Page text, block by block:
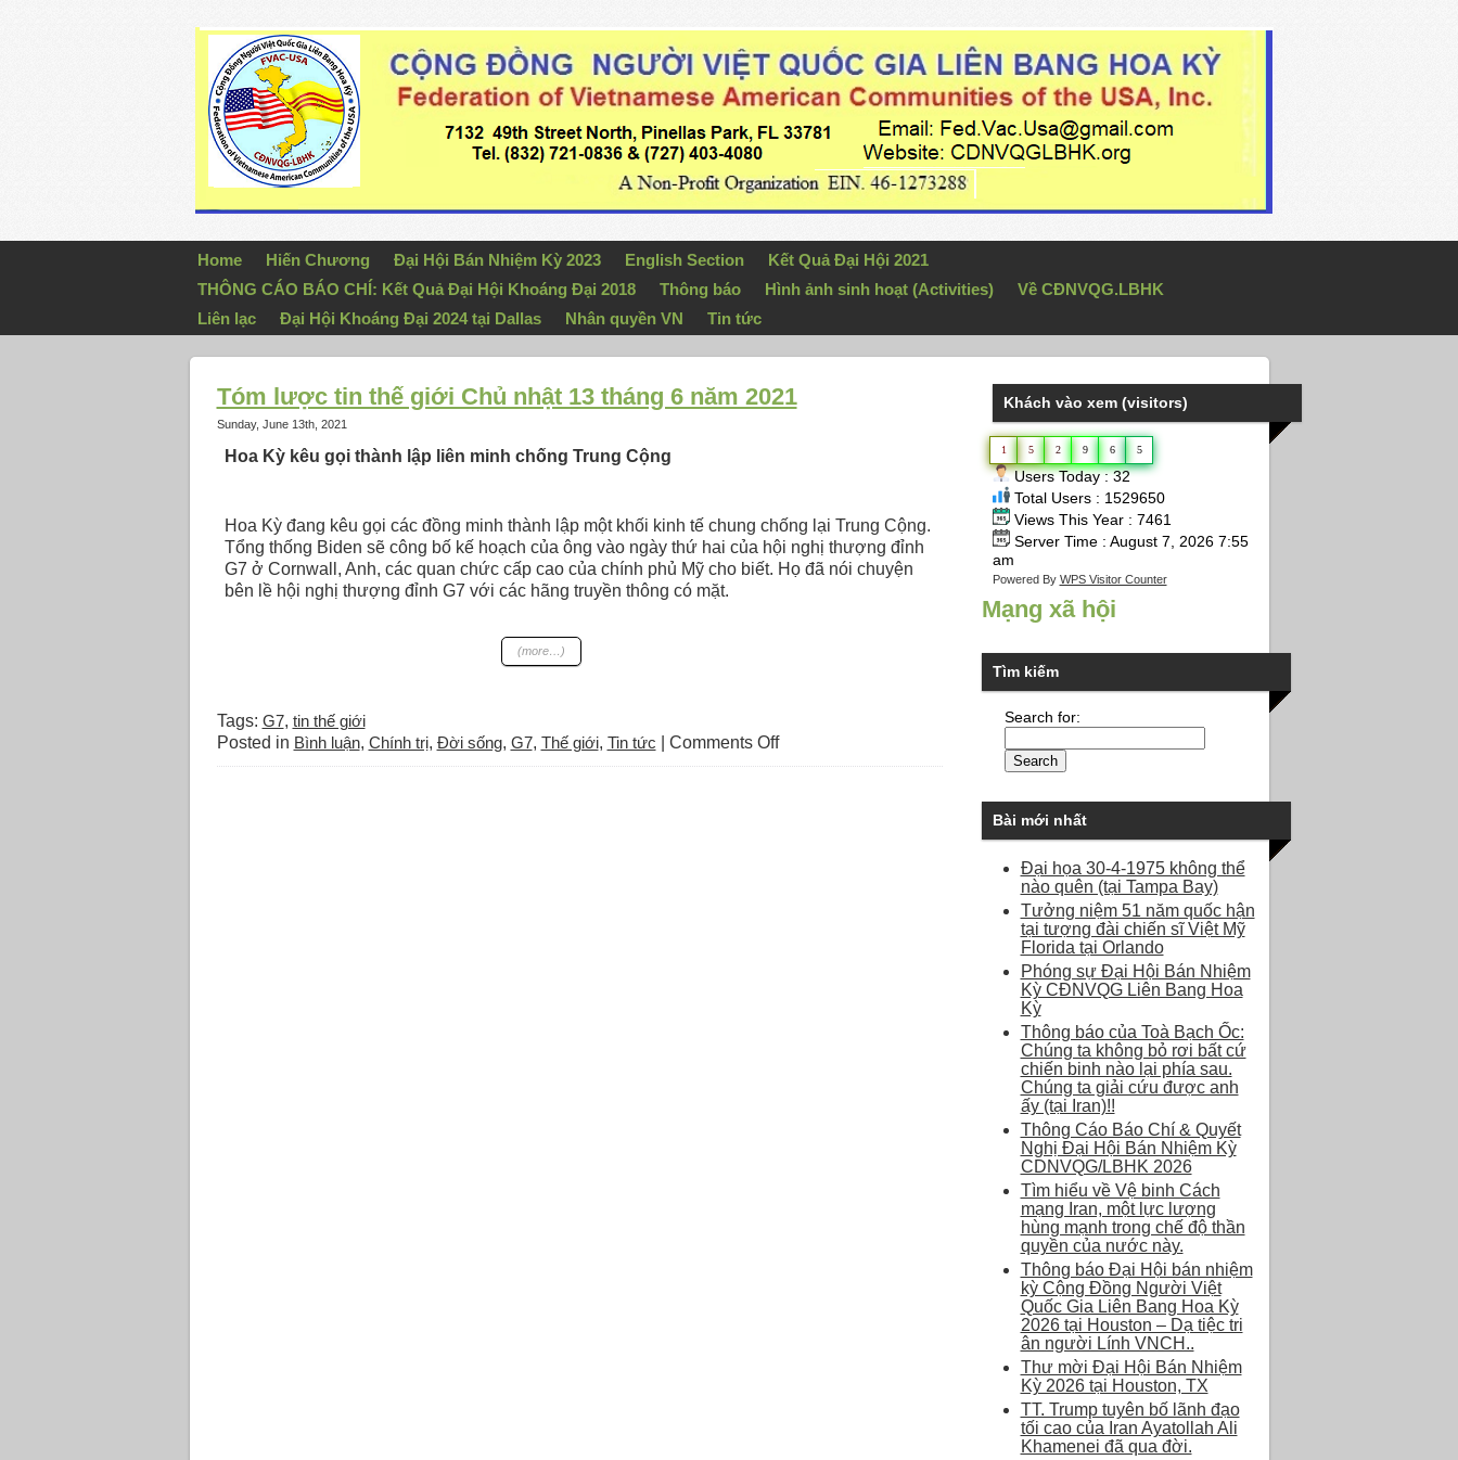
Home Hiến Chương Đại Hội Bán Nhiệm Kỳ 2023 English Section
Kết Quả Đại Hội 2021
THÔNG CÁO BÁO CHÍ: Kết Quả Đại Hội Khoáng Đại 2018
Thông báo Hình ảnh sinh hoạt (Activities)
Về CĐNVQG.LBHK
Liên lạc
Đại Hội Khoáng Đại 2024 tại Dallas Nhân quyền VN Tin tức
Tóm lược tin thế giới Chủ nhật 13 tháng 6 năm 2021
Sunday, June 13th, 2021
Hoa Kỳ kêu gọi thành lập liên minh chống Trung Cộng
Hoa Kỳ đang kêu gọi các đồng minh thành lập một khối kinh tế chung chống lại Trung Cộng.
Tổng thống Biden sẽ công bố kế hoạch của ông vào ngày thứ hai của hội nghị thượng đỉnh
G7 ở Cornwall, Anh, các quan chức cấp cao của chính phủ Mỹ cho biết. Họ đã nói chuyện
bên lề hội nghị thượng đỉnh G7 với các hãng truyền thông có mặt.
(more…)
Tags: G7, tin thế giới
Posted in Bình luận, Chính trị, Đời sống, G7, Thế giới, Tin tức Comments Offon
Tóm
Khách vào xem (visitors)
1 5 2 9 6 5
Users Today : 32
Total Users : 1529650
Views This Year : 7461
Server Time : August 7, 2026 7:55
am
Powered By WPS Visitor Counter
Mạng xã hội
Tìm kiếm
Search for:
Bài mới nhất
Đại họa 30-4-1975 không thể
nào quên (tại Tampa Bay)
Tưởng niệm 51 năm quốc hận
tại tượng đài chiến sĩ Việt Mỹ
Florida tại Orlando
Phóng sự Đại Hội Bán Nhiệm
Kỳ CĐNVQG Liên Bang Hoa
Kỳ
Thông báo của Toà Bạch Ốc:
Chúng ta không bỏ rơi bất cứ
chiến binh nào lại phía sau.
Chúng ta giải cứu được anh
ấy (tại Iran)!!
Thông Cáo Báo Chí & Quyết
Nghị Đại Hội Bán Nhiệm Kỳ
CDNVQG/LBHK 2026
Tìm hiểu về Vệ binh Cách
mạng Iran, một lực lượng
hùng mạnh trong chế độ thần
quyền của nước này.
Thông báo Đại Hội bán nhiệm
kỳ Cộng Đồng Người Việt
Quốc Gia Liên Bang Hoa Kỳ
2026 tại Houston – Dạ tiệc tri
ân người Lính VNCH..
Thư mời Đại Hội Bán Nhiệm
Kỳ 2026 tại Houston, TX
TT. Trump tuyên bố lãnh đạo
tối cao của Iran Ayatollah Ali
Khamenei đã qua đời.